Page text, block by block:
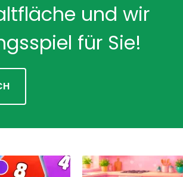
und wir
für Sie!